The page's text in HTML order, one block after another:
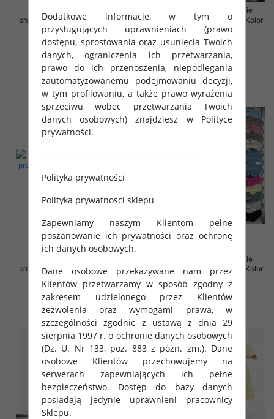
produkt) Roz Standard, Mix Kolor
Paczka 5 szt
35.00 zł
szczegóły
Sukienki damskie (Włoskie
produkt) Roz Standard, Mix Kolor
Paczka 5 szt
35.00 zł
szczegóły
produkt) Roz Standard, Mix Kolor
Paczka 5 szt
35.00 zł
szczegóły
Sukienki damskie (Włoskie
produkt) Roz Standard, Mix Kolor
Paczka 5 szt
36.00 zł
szczegóły
Dodatkowe informacje, w tym o
przysługujących uprawnieniach (prawo
dostępu, sprostowania oraz usunięcia Twoich
danych, ograniczenia ich przetwarzania,
prawo do ich przenoszenia, niepodlegania
zautomatyzowanemu podejmowaniu decyzji,
w tym profilowaniu, a także prawo wyrażenia
sprzeciwu wobec przetwarzania Twoich
danych osobowych) znajdziesz w Polityce
prywatności.
---------------------------------------------------
Polityka prywatności
Polityka prywatności sklepu
Zapewniamy naszym Klientom pełne
poszanowanie ich prywatności oraz ochronę
ich danych osobowych.
Dane osobowe przekazywane nam przez
Klientów przetwarzamy w sposób zgodny z
zakresem udzielonego przez Klientów
zezwolenia oraz wymogami prawa, w
szczególności zgodnie z ustawą z dnia 29
sierpnia 1997 r. o ochronie danych osobowych
(Dz. U. Nr 133, poz. 883 z późn. zm.). Dane
osobowe Klientów przechowujemy na
serwerach zapewniających ich pełne
bezpieczeństwo. Dostęp do bazy danych
posiadają jedynie uprawnieni pracownicy
Sklepu.